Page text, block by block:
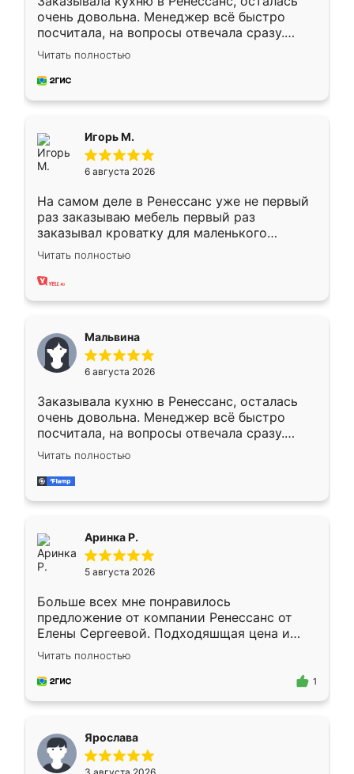
очень довольна. Менеджер всё быстро
посчитала, на вопросы отвечала сразу.
Замерщик приехал в субботу, подошёл к
делу со всей ответственностью. Собрали
за день, ребята работали аккуратно, даже
Читать полностью
Игорь М.
6 августа 2026
На самом деле в Ренессанс уже не первый
раз заказываю мебель первый раз
заказывал кроватку для маленького
ребёнка при его рождении ,во второй раз
заказал шкаф-купе. По качеству очень
хорошее сборка достаточно быстрая,
меньше, здесь же он более разнообразный.
Мне нравится ,если что-то потребуется из
мебели буду заказывать только здесь.
Читать полностью
Мальвина
6 августа 2026
Заказывала кухню в Ренессанс, осталась
очень довольна. Менеджер всё быстро
посчитала, на вопросы отвечала сразу.
Замерщик приехал в субботу, подошёл к
делу со всей ответственностью. Собрали
за день, ребята работали аккуратно, даже
Читать полностью
Аринка Р.
5 августа 2026
Больше всех мне понравилось
предложение от компании Ренессанс от
Елены Сергеевой. Подходяшщая цена и
короткие сроки изготовления. Приехавший
для замера сотрудник Владислав
предложил по моему эскизу самый
Читать полностью
1
Ярослава